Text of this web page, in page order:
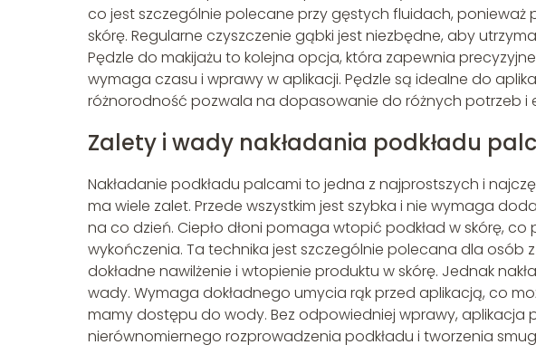
co jest szczególnie polecane przy gęstych fluidach,
skórę. Regularne czyszczenie gąbki jest niezbędne, aby
Pędzle do makijażu to kolejna opcja, która zapewnia
wymaga czasu i wprawy w aplikacji. Pędzle są idealne do
różnorodność pozwala na dopasowanie do różnych potrzeb i
Zalety i wady nakładania podkładu
Nakładanie podkładu palcami to jedna z najprostszych i
ma wiele zalet. Przede wszystkim jest szybka i nie wymaga
na co dzień. Ciepło dłoni pomaga wtopić podkład w skórę,
wykończenia. Ta technika jest szczególnie polecana dla osób
dokładne nawilżenie i wtopienie produktu w skórę. Jednak
wady. Wymaga dokładnego umycia rąk przed aplikacją, co
mamy dostępu do wody. Bez odpowiedniej wprawy, aplikacja
nierównomiernego rozprowadzenia podkładu i tworzenia